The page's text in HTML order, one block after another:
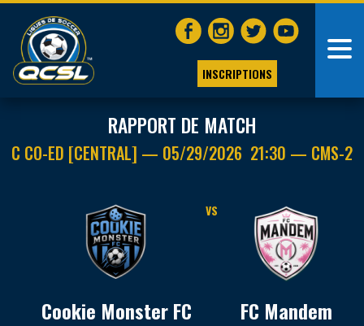
INSCRIPTIONS
RAPPORT DE MATCH
C CO-ED [CENTRAL] — 05/29/2026 21:30 — CMS-2
Cookie Monster FC
VS
FC Mandem